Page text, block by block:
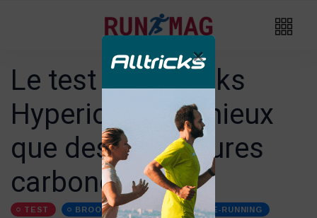
Le test des Brooks
Hyperion Max, mieux
que des chaussures
carbones ?
TEST BROOKS CHAUSSURES-DE-RUNNING
×